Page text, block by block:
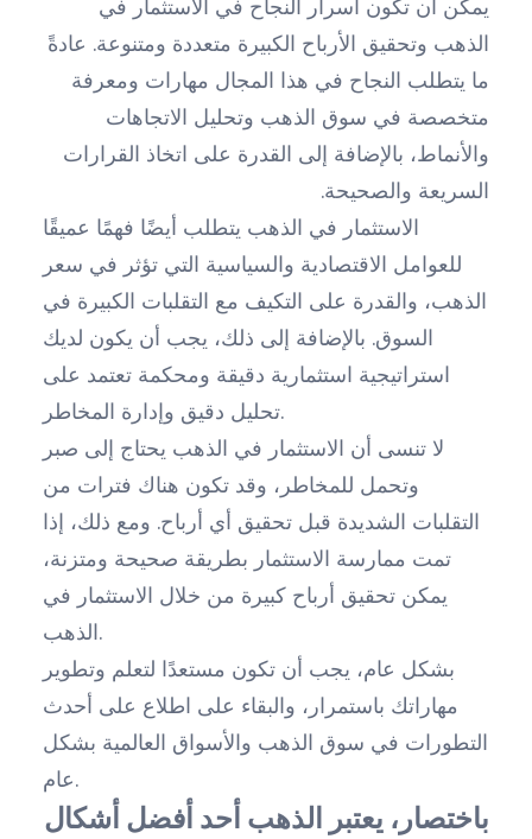
يمكن أن تكون أسرار النجاح في الاستثمار في
الذهب وتحقيق الأرباح الكبيرة متعددة ومتنوعة. عادةً
ما يتطلب النجاح في هذا المجال مهارات ومعرفة
متخصصة في سوق الذهب وتحليل الاتجاهات
والأنماط، بالإضافة إلى القدرة على اتخاذ القرارات
السريعة والصحيحة.
الاستثمار في الذهب يتطلب أيضًا فهمًا عميقًا
للعوامل الاقتصادية والسياسية التي تؤثر في سعر
الذهب، والقدرة على التكيف مع التقلبات الكبيرة في
السوق. بالإضافة إلى ذلك، يجب أن يكون لديك
استراتيجية استثمارية دقيقة ومحكمة تعتمد على
تحليل دقيق وإدارة المخاطر.
لا تنسى أن الاستثمار في الذهب يحتاج إلى صبر
وتحمل للمخاطر، وقد تكون هناك فترات من
التقلبات الشديدة قبل تحقيق أي أرباح. ومع ذلك، إذا
تمت ممارسة الاستثمار بطريقة صحيحة ومتزنة،
يمكن تحقيق أرباح كبيرة من خلال الاستثمار في
الذهب.
بشكل عام، يجب أن تكون مستعدًا لتعلم وتطوير
مهاراتك باستمرار، والبقاء على اطلاع على أحدث
التطورات في سوق الذهب والأسواق العالمية بشكل
عام.
باختصار، يعتبر الذهب أحد أفضل أشكال